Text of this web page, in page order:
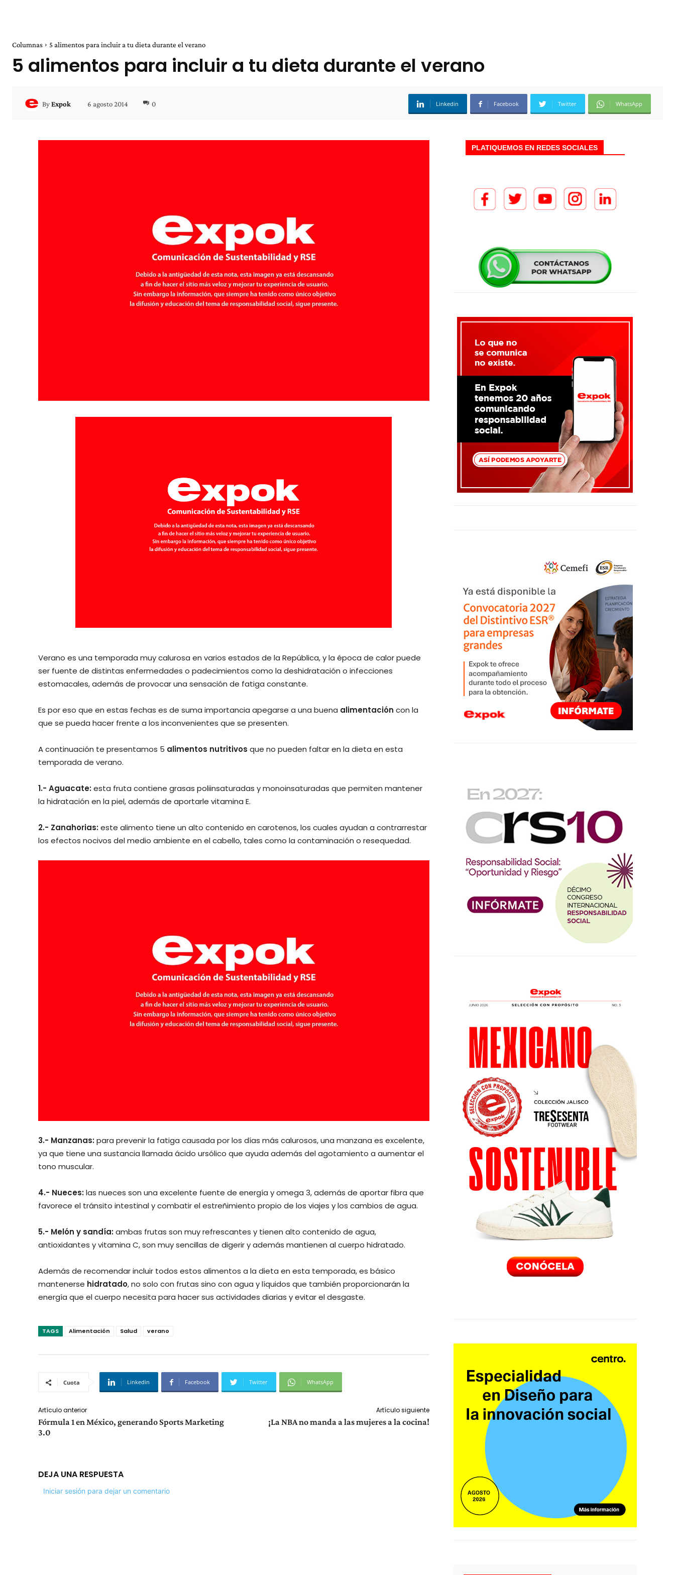
Columnas 5 alimentos para incluir a tu dieta durante el verano
5 alimentos para incluir a tu dieta durante el verano
ByExpok 6 agosto 2014 0 Linkedin Facebook Twitter WhatsApp
Verano es una temporada muy calurosa en varios estados de la República, y la época de calor puede
ser fuente de distintas enfermedades o padecimientos como la deshidratación o infecciones
estomacales, además de provocar una sensación de fatiga constante.
Es por eso que en estas fechas es de suma importancia apegarse a una buena alimentación con la
que se pueda hacer frente a los inconvenientes que se presenten.
A continuación te presentamos 5 alimentos nutritivos que no pueden faltar en la dieta en esta
temporada de verano.
1.- Aguacate:esta fruta contiene grasas poliinsaturadas y monoinsaturadas que permiten mantener
la hidratación en la piel, además de aportarle vitamina E.
2.- Zanahorias:este alimento tiene un alto contenido en carotenos, los cuales ayudan a contrarrestar
los efectos nocivos del medio ambiente en el cabello, tales como la contaminación o resequedad.
3.- Manzanas:para prevenir la fatiga causada por los días más calurosos, una manzana es excelente,
ya que tiene una sustancia llamada ácido ursólico que ayuda además del agotamiento a aumentar el
tono muscular.
4.- Nueces:las nueces son una excelente fuente de energía y omega 3, además de aportar fibra que
favorece el tránsito intestinal y combatir el estreñimiento propio de los viajes y los cambios de agua.
5.- Melón y sandía:ambas frutas son muy refrescantes y tienen alto contenido de agua,
antioxidantes y vitamina C, son muy sencillas de digerir y además mantienen al cuerpo hidratado.
Además de recomendar incluir todos estos alimentos a la dieta en esta temporada, es básico
mantenerse hidratado, no solo con frutas sino con agua y líquidos que también proporcionarán la
energía que el cuerpo necesita para hacer sus actividades diarias y evitar el desgaste.
TAGS Alimentación Salud verano
Cuota Linkedin Facebook Twitter WhatsApp
Artículo anterior
Fórmula 1 en México, generando Sports Marketing
3.0
Artículo siguiente
¡La NBA no manda a las mujeres a la cocina!
DEJA UNA RESPUESTA
Iniciar sesión para dejar un comentario
PLATIQUEMOS EN REDES SOCIALES